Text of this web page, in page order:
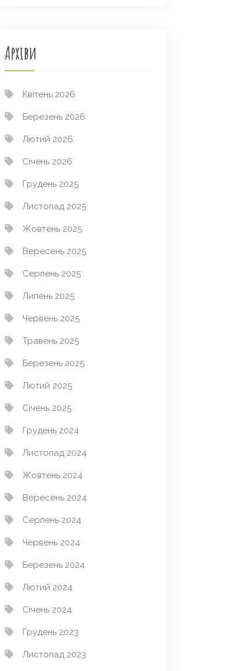
Архіви
Квітень 2026
Березень 2026
Лютий 2026
Січень 2026
Грудень 2025
Листопад 2025
Жовтень 2025
Вересень 2025
Серпень 2025
Липень 2025
Червень 2025
Травень 2025
Березень 2025
Лютий 2025
Січень 2025
Грудень 2024
Листопад 2024
Жовтень 2024
Вересень 2024
Серпень 2024
Червень 2024
Березень 2024
Лютий 2024
Січень 2024
Грудень 2023
Листопад 2023